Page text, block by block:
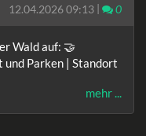
12.04.2026 09:13 | 0
Wald auf: 🤝
und Parken | Standort
mehr ...